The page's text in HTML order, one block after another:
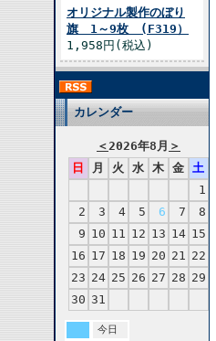
オリジナル製作のぼり
旗 1～9枚 (F319）
1,958円(税込)
カレンダー
＜2026年8月 ＞
日
月 火 水 木 金
土
1
2
3 4 5 6 7
8
9 10 11 12 13 14 15
16 17 18 19 20 21 22
23 24 25 26 27 28 29
30 31
今日